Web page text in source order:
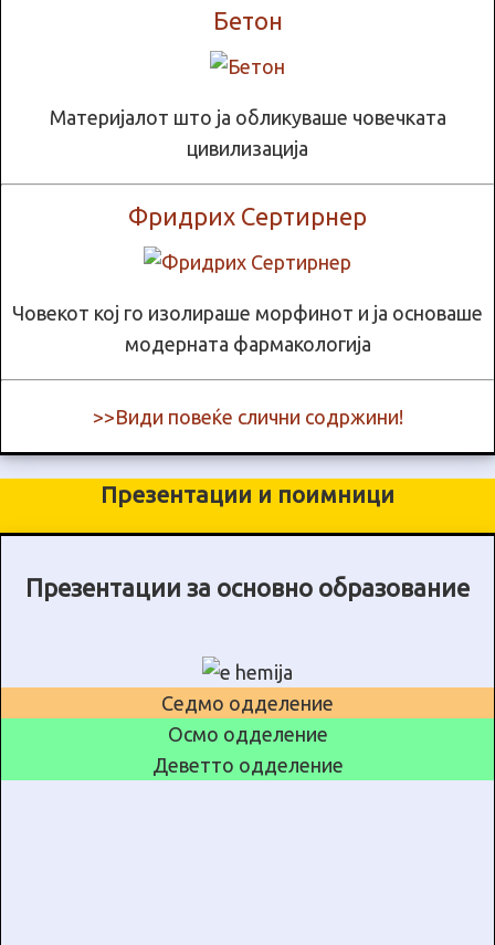
Бетон
Материјалот што ја обликуваше човечката
цивилизација
Фридрих Сертирнер
Човекот кој го изолираше морфинот и ја основаше
модерната фармакологија
>>Види повеќе слични содржини!
Презентации и поимници
Презентации за основно образование
Седмо одделение
Осмо одделение
Деветто одделение